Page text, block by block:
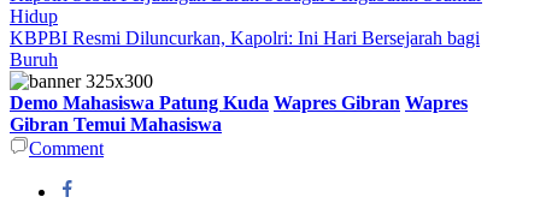
Hidup
KBPBI Resmi Diluncurkan, Kapolri: Ini Hari Bersejarah bagi
Buruh
Demo Mahasiswa Patung Kuda Wapres Gibran Wapres
Gibran Temui Mahasiswa
Comment